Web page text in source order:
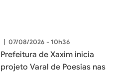
| 07/08/2026 - 10h36
Prefeitura de Xaxim inicia
projeto Varal de Poesias nas